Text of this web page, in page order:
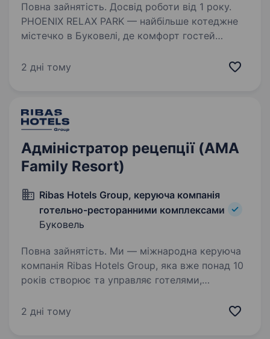
Повна зайнятість. Досвід роботи від 1 року.
PHOENIX RELAX PARK — найбільше котеджне
містечко в Буковелі, де комфорт гостей
рецепції! В службу прийому і розміщення
2 дні тому
Адміністратор рецепції (AMA
Family Resort)
Ribas Hotels Group, керуюча компанія
готельно-ресторанними комплексами
Буковель
Повна зайнятість. Ми — міжнародна керуюча
компанія Ribas Hotels Group, яка вже понад 10
років створює та управляє готелями,
приєднатися до нашої дружньої команди
2 дні тому